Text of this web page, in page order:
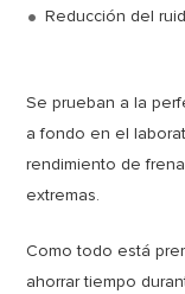
Reducción del
Se prueban a la
a fondo en el
rendimiento de
extremas.
Como todo está
ahorrar tiempo